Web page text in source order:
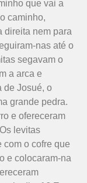
que vai a
caminho,
direita nem para
nas até o
segavam o
a arca e
de Josué, o
grande pedra.
e ofereceram
levitas
com o cofre que
e colocaram-na